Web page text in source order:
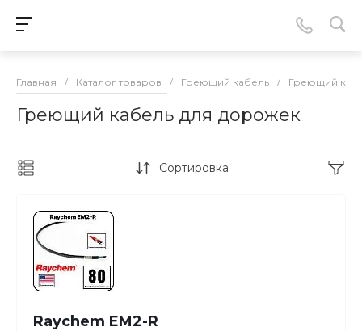
Главная / Каталог товаров / Греющий кабель / Греющий
Греющий кабель для дорожек
Сортировка
Raychem EM2-R